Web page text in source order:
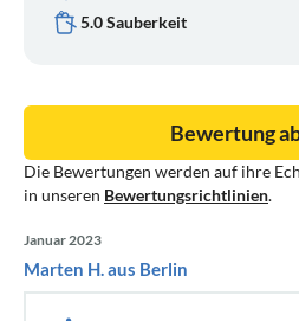
5.0 Sauberkeit
Die Bewertungen werden auf ihre
in unseren Bewertungsrichtlinien.
Bewertung
Januar 2023
Marten H. aus Berlin